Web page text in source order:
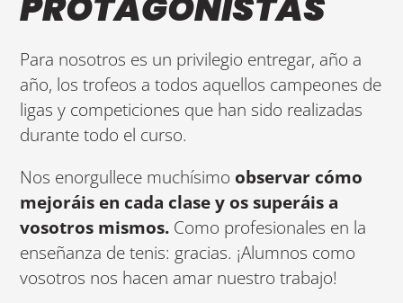
Para nosotros es un privilegio entregar, año a
año, los trofeos a todos aquellos campeones de
ligas y competiciones que han sido realizadas
durante todo el curso.
Nos enorgullece muchísimo observar cómo
mejoráis en cada clase y os superáis a
vosotros mismos. Como profesionales en la
enseñanza de tenis: gracias. ¡Alumnos como
vosotros nos hacen amar nuestro trabajo!